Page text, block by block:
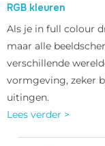
RGB kleuren
Als je in full colour
maar alle
verschillende
vormgeving, zeker
uitingen.
Lees verder >